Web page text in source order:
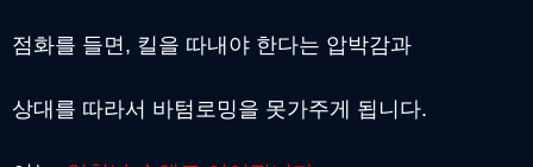
점화를 들면, 킬을 따내야 한다는 압박감과
상대를 따라서 바텀로밍을 못가주게 됩니다.